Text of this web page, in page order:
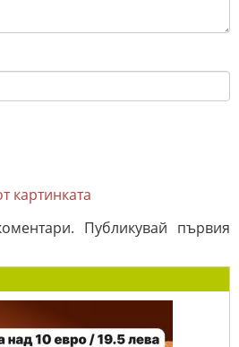
картинката
Публикувай първия